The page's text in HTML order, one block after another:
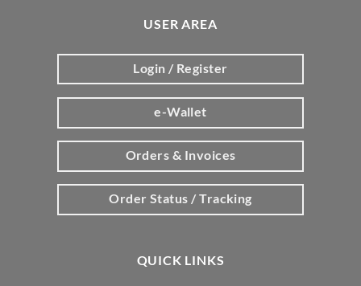
USER AREA
Login / Register
e-Wallet
Orders & Invoices
Order Status / Tracking
QUICK LINKS